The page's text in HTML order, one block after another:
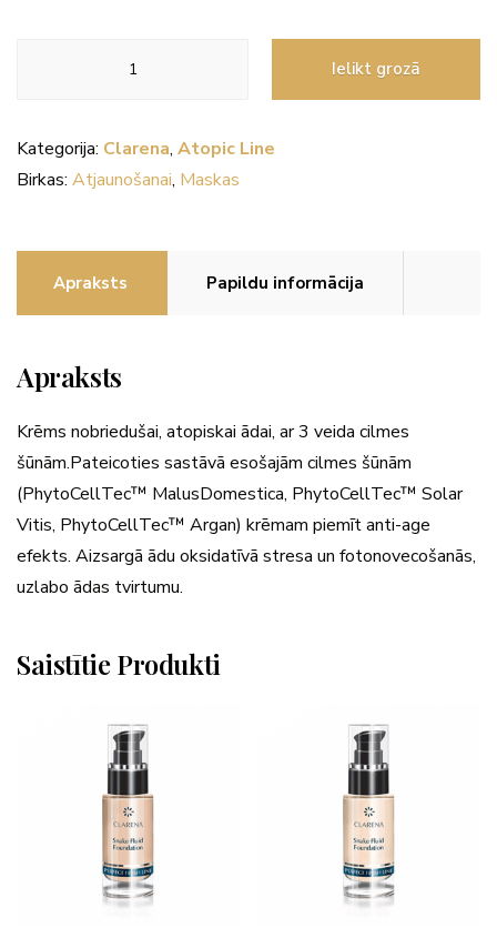
Cream
daudzums
Ielikt grozā
Kategorija: Clarena, Atopic Line
Birkas: Atjaunošanai, Maskas
Apraksts Papildu informācija
Apraksts
Krēms nobriedušai, atopiskai ādai, ar 3 veida cilmes
šūnām.Pateicoties sastāvā esošajām cilmes šūnām
(PhytoCellTec™ MalusDomestica, PhytoCellTec™ Solar
Vitis, PhytoCellTec™ Argan) krēmam piemīt anti-age
efekts. Aizsargā ādu oksidatīvā stresa un fotonovecošanās,
uzlabo ādas tvirtumu.
Saistītie Produkti